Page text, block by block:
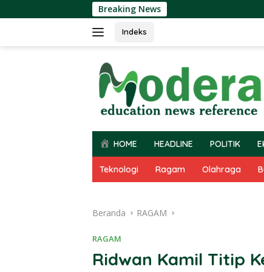
ke
Breaking News
Indeks
HOME HEADLINE POLITIK
Teknologi Ragam Olahraga
Beranda RAGAM
RAGAM
Ridwan Kamil Titip